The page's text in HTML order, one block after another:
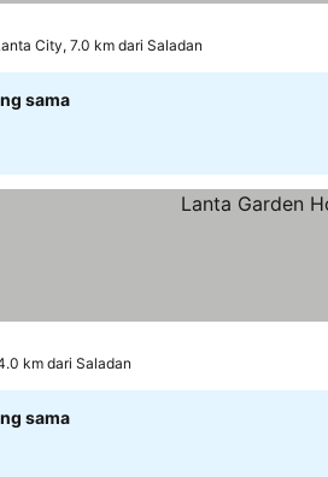
City, 7.0 km dari Saladan
sama
km dari Saladan
sama